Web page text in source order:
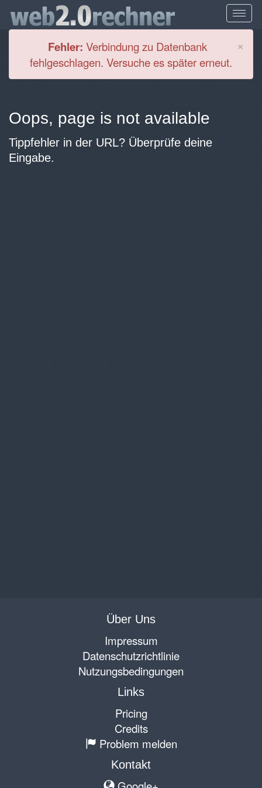
×
Fehler: Verbindung zu Datenbank
fehlgeschlagen. Versuche es später erneut.
Oops, page is not available
Tippfehler in der URL? Überprüfe deine
Eingabe.
Über Uns
Impressum
Datenschutzrichtlinie
Nutzungsbedingungen
Links
Pricing
Credits
Problem melden
Kontakt